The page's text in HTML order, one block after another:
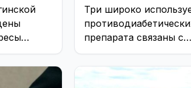
сегодня,
Три широко
препарата связаны с
повышенным риском
преждевременной
утверждают учёные из